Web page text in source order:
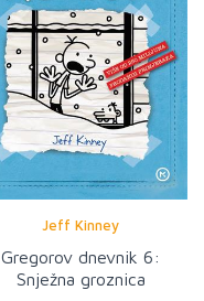
Jeff Kinney
Gregorov dnevnik 6:
Snježna groznica